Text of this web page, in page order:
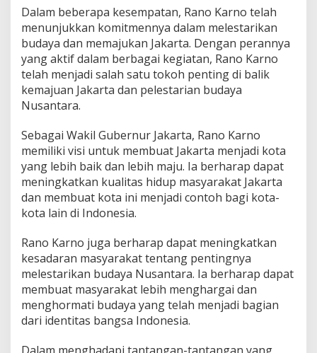
Dalam beberapa kesempatan, Rano Karno telah
menunjukkan komitmennya dalam melestarikan
budaya dan memajukan Jakarta. Dengan perannya
yang aktif dalam berbagai kegiatan, Rano Karno
telah menjadi salah satu tokoh penting di balik
kemajuan Jakarta dan pelestarian budaya
Nusantara.
Sebagai Wakil Gubernur Jakarta, Rano Karno
memiliki visi untuk membuat Jakarta menjadi kota
yang lebih baik dan lebih maju. Ia berharap dapat
meningkatkan kualitas hidup masyarakat Jakarta
dan membuat kota ini menjadi contoh bagi kota-
kota lain di Indonesia.
Rano Karno juga berharap dapat meningkatkan
kesadaran masyarakat tentang pentingnya
melestarikan budaya Nusantara. Ia berharap dapat
membuat masyarakat lebih menghargai dan
menghormati budaya yang telah menjadi bagian
dari identitas bangsa Indonesia.